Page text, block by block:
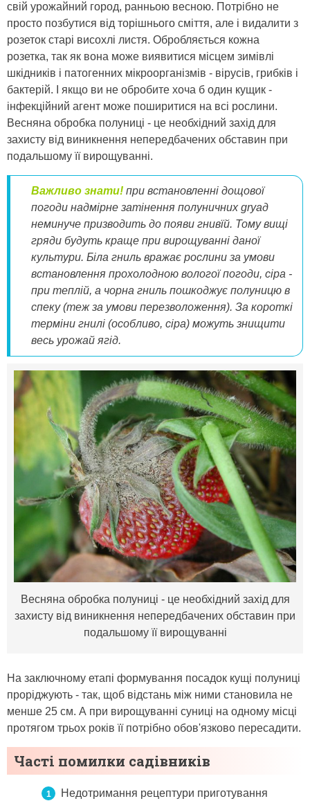
свій урожайний город, ранньою весною. Потрібно не
просто позбутися від торішнього сміття, але і видалити з
розеток старі висохлі листя. Обробляється кожна
розетка, так як вона може виявитися місцем зимівлі
шкідників і патогенних мікроорганізмів - вірусів, грибків і
бактерій. І якщо ви не обробите хоча б один кущик -
інфекційний агент може поширитися на всі рослини.
Весняна обробка полуниці - це необхідний захід для
захисту від виникнення непередбачених обставин при
подальшому її вирощуванні.
Важливо знати! при встановленні дощової
погоди надмірне затінення полуничнихgryaд
неминуче призводить до появи гнивїй. Тому вищі
гряди будуть краще при вирощуванні даної
культури. Біла гниль вражає рослини за умови
встановлення прохолодною вологої погоди, сіра -
при теплій, а чорна гниль пошкоджує полуницю в
спеку (теж за умови перезволоження). За короткі
терміни гнилі (особливо, сіра) можуть знищити
весь урожай ягід.
Весняна обробка полуниці - це необхідний захід для
захисту від виникнення непередбачених обставин при
подальшому її вирощуванні
На заключному етапі формування посадок кущі полуниці
проріджують - так, щоб відстань між ними становила не
менше 25 см. А при вирощуванні суниці на одному місці
протягом трьох років її потрібно обов'язково пересадити.
Часті помилки садівників
Недотримання рецептури приготування